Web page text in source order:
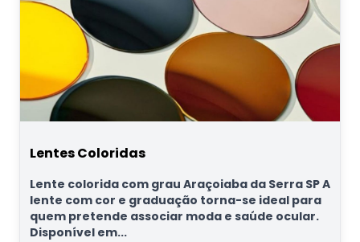
Lentes Coloridas
Lente colorida com grau Araçoiaba da Serra SP A
lente com cor e graduação torna-se ideal para
quem pretende associar moda e saúde ocular.
Disponível em...